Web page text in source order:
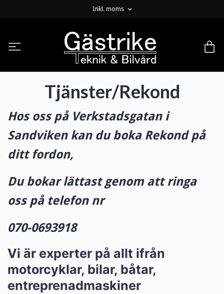
Inkl. moms
Tjänster/Rekond
Hos oss på Verkstadsgatan i
Sandviken kan du boka Rekond på
ditt fordon,
Du bokar lättast genom att ringa
oss på telefon nr
070-0693918
Vi är experter på allt ifrån
motorcyklar, bilar, båtar,
entreprenadmaskiner